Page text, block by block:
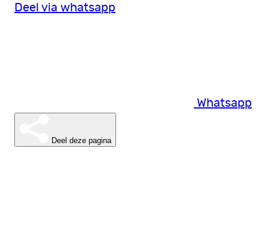
Deel via whatsapp
Whatsapp
Deel deze pagina